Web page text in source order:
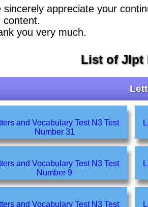
sincerely appreciate your
content.
you very much.
List of Jlpt
and Vocabulary Test N3 Test
Number 31
and Vocabulary Test N3 Test
Number 9
and Vocabulary Test N3 Test